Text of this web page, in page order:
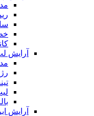
آرایش
آرایش